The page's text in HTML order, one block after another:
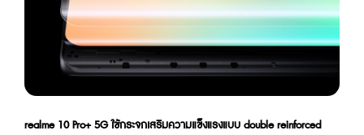
realme 10 Pro+ 5G ใช้กระจกเสริมความแข็งแรงแบบ double reinforced